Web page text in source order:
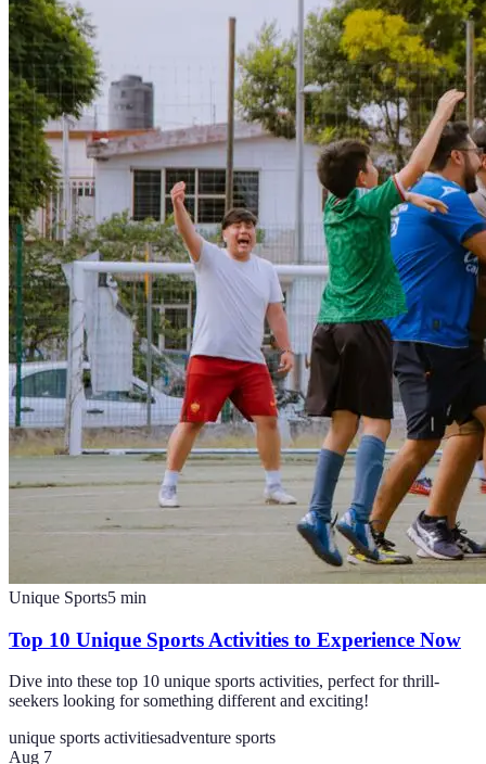
Unique Sports5 min
Top 10 Unique Sports Activities to Experience Now
Dive into these top 10 unique sports activities, perfect for thrill-
seekers looking for something different and exciting!
unique sports activitiesadventure sports
Aug 7